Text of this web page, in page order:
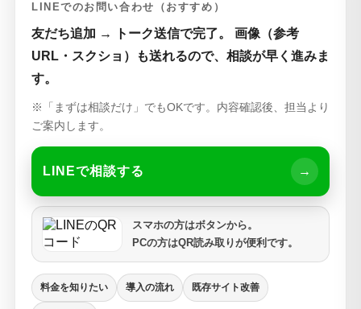
LINEでのお問い合わせ（おすすめ）
友だち追加 → トーク送信で完了。
画像（参考
URL・スクショ）も送れるので、相談が早く進みま
す。
※「まずは相談だけ」でもOKです。内容確認後、担当より
ご案内します。
LINEで相談する →
スマホの方はボタンから。
PCの方はQR読み取りが便利です。
料金を知りたい 導入の流れ 既存サイト改善